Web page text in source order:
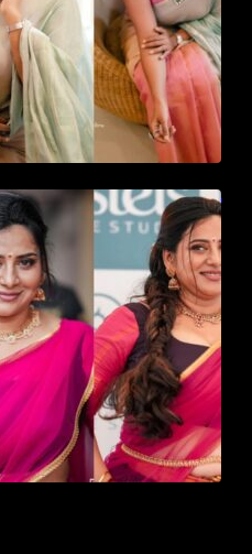
ആരാധരെ മയക്കുന്ന
അന്ന രാജൻ..